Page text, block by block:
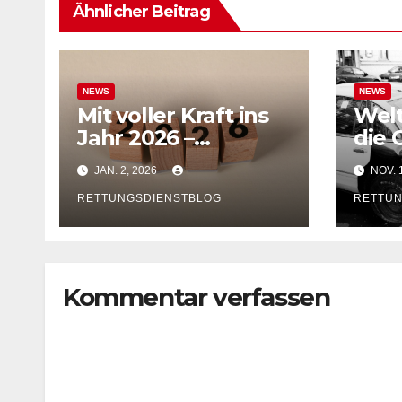
Ähnlicher Beitrag
NEWS
Mit voller Kraft ins
Jahr 2026 –
Gemeinsam für
mehr Wissen &
Praxis im
Rettungsdienstblog
JAN. 2, 2026
RETTUNGSDIENSTBLOG
NEWS
die
NOV.
Kommentar verfassen